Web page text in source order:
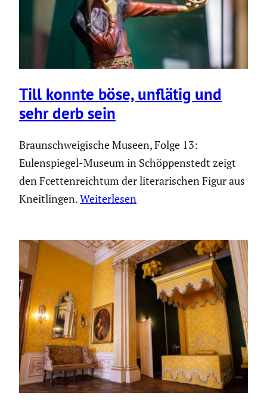
Till konnte böse, unflätig und
sehr derb sein
Braunschweigische Museen, Folge 13:
Eulenspiegel-Museum in Schöppenstedt zeigt
den Fcettenreichtum der literarischen Figur aus
Kneitlingen.Weiterlesen